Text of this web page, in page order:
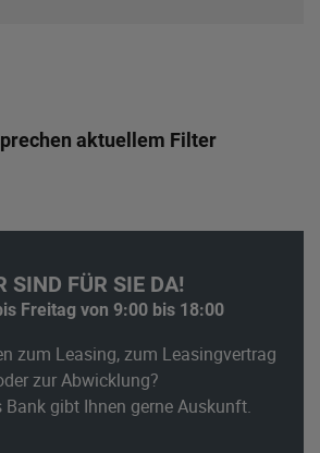
aktuellem Filter
SIND FÜR SIE DA!
Freitag von 9:00 bis 18:00
zum Leasing, zum Leasingvertrag
zur Abwicklung?
Bank gibt Ihnen gerne Auskunft.